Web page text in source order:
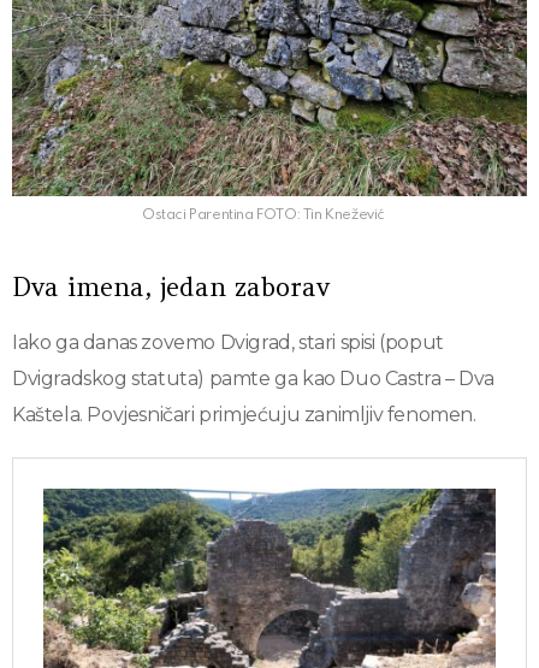
Ostaci Parentina FOTO: Tin Knežević
Dva imena, jedan zaborav
Iako ga danas zovemo Dvigrad, stari spisi (poput
Dvigradskog statuta) pamte ga kao Duo Castra – Dva
Kaštela. Povjesničari primjećuju zanimljiv fenomen.